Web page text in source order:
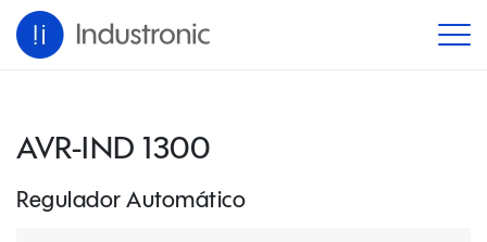
AVR-IND 1300
Regulador Automático